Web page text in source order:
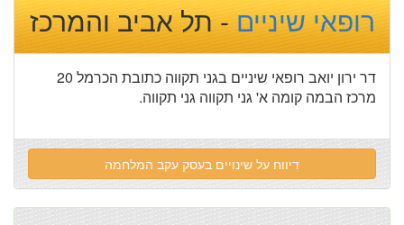
רופאי שיניים- תל אביב והמרכז
דר ירון יואב רופאי שיניים בגני תקווה כתובת הכרמל 20
מרכז הבמה קומה א' גני תקווה גני תקווה.
דיווח על שינויים בעסק עקב המלחמה